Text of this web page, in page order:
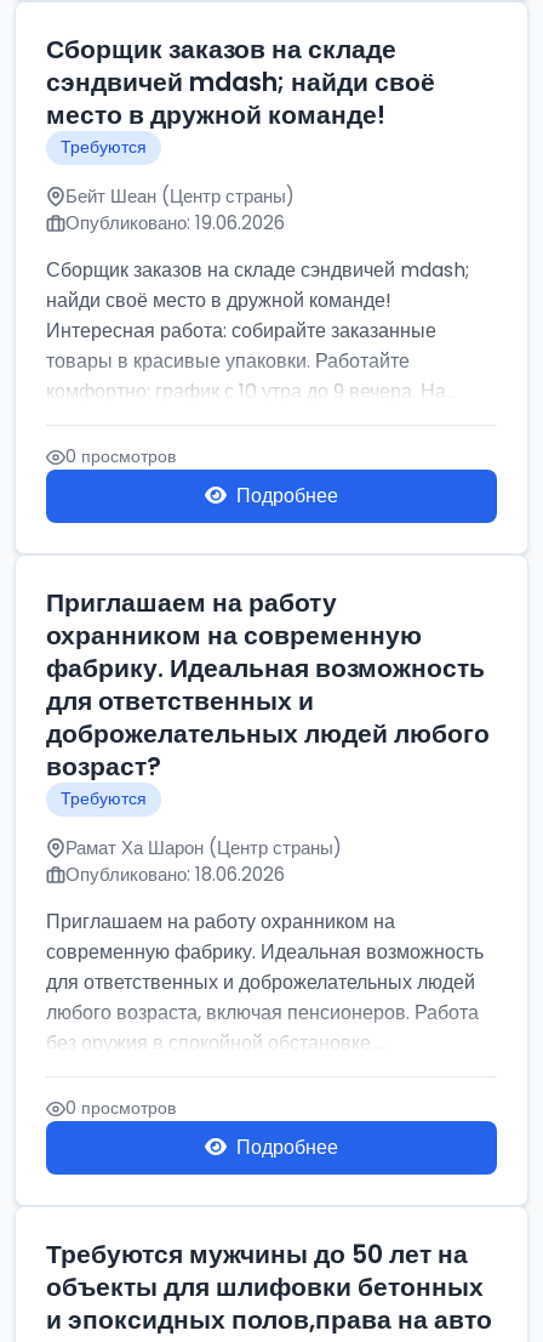
Сборщик заказов на складе
сэндвичей mdash; найди своё
место в дружной команде!
Требуются
Бейт Шеан (Центр страны)
Опубликовано: 19.06.2026
Сборщик заказов на складе сэндвичей mdash;
найди своё место в дружной команде!
Интересная работа: собирайте заказанные
товары в красивые упаковки. Работайте
комфортно: график с 10 утра до 9 вечера. На...
0 просмотров
Подробнее
Приглашаем на работу
охранником на современную
фабрику. Идеальная возможность
для ответственных и
доброжелательных людей любого
возраст?
Требуются
Рамат Ха Шарон (Центр страны)
Опубликовано: 18.06.2026
Приглашаем на работу охранником на
современную фабрику. Идеальная возможность
для ответственных и доброжелательных людей
любого возраста, включая пенсионеров. Работа
без оружия в спокойной обстановке....
0 просмотров
Подробнее
Требуются мужчины до 50 лет на
объекты для шлифовки бетонных
и эпоксидных полов,права на авто